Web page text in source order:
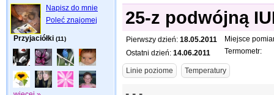
Napisz do mnie
Poleć znajomej
Przyjaciółki (11)
25-z podwójną
Pierwszy dzień: 18.05.2011
Ostatni dzień: 14.06.2011
Miejsce
Termometr: